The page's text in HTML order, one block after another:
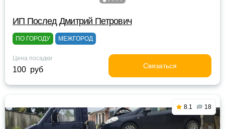
ИП Послед Дмитрий Петрович
ПО ГОРОДУ МЕЖГОРОД
Цена посадки
100 руб Связаться
8.1 18